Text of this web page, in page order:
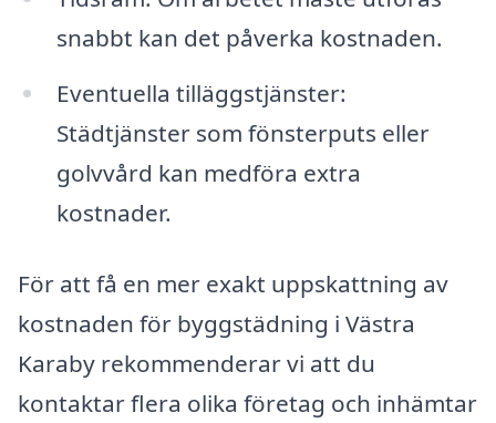
snabbt kan det påverka kostnaden.
Eventuella tilläggstjänster:
Städtjänster som fönsterputs eller
golvvård kan medföra extra
kostnader.
För att få en mer exakt uppskattning av
kostnaden för byggstädning i Västra
Karaby rekommenderar vi att du
kontaktar flera olika företag och inhämtar